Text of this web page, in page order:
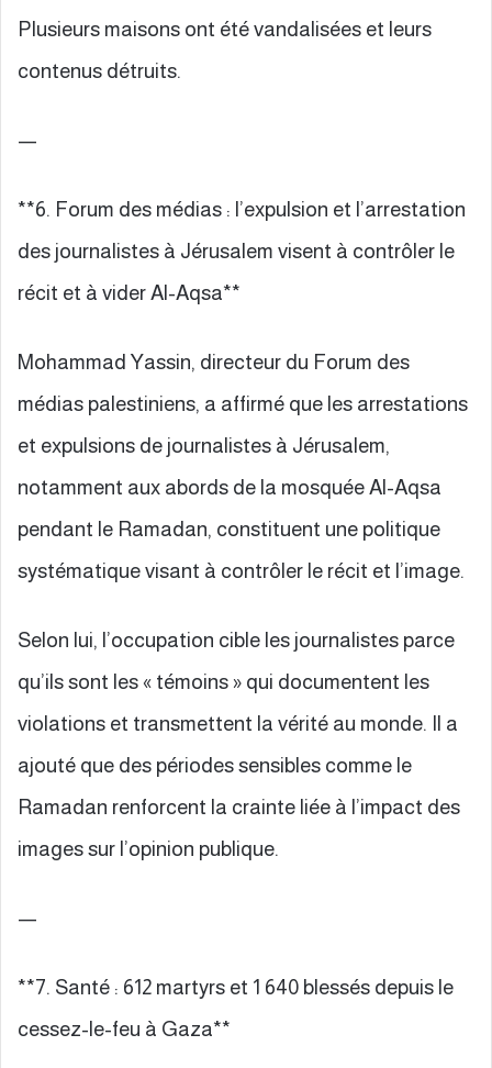
Plusieurs maisons ont été vandalisées et leurs
contenus détruits.
—
**6. Forum des médias : l’expulsion et l’arrestation
des journalistes à Jérusalem visent à contrôler le
récit et à vider Al-Aqsa**
Mohammad Yassin, directeur du Forum des
médias palestiniens, a affirmé que les arrestations
et expulsions de journalistes à Jérusalem,
notamment aux abords de la mosquée Al-Aqsa
pendant le Ramadan, constituent une politique
systématique visant à contrôler le récit et l’image.
Selon lui, l’occupation cible les journalistes parce
qu’ils sont les « témoins » qui documentent les
violations et transmettent la vérité au monde. Il a
ajouté que des périodes sensibles comme le
Ramadan renforcent la crainte liée à l’impact des
images sur l’opinion publique.
—
**7. Santé : 612 martyrs et 1 640 blessés depuis le
cessez-le-feu à Gaza**